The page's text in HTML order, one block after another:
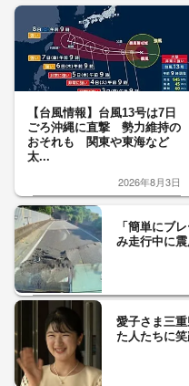
【台風情報】台風13号は7日
ごろ沖縄に直撃 勢力維持の
おそれも 関東や東海など
太...
2026年8月3日
「簡単にブ
み走行中に
愛子さま三
た人たちに